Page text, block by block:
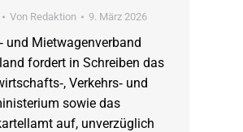
Von Redaktion 9. März 2026
und Mietwagenverband
fordert in Schreiben das
Verkehrs‑ und
sowie das
auf, unverzüglich